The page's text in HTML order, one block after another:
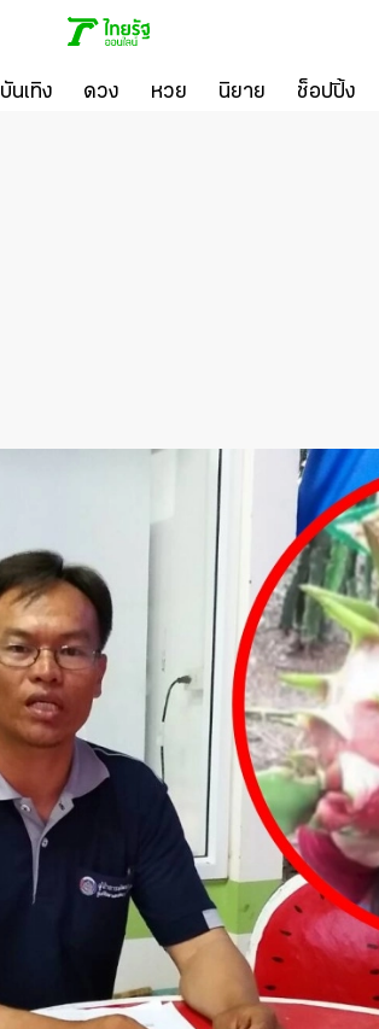
บันเทิง ดวง หวย นิยาย ช็อปปิ้ง